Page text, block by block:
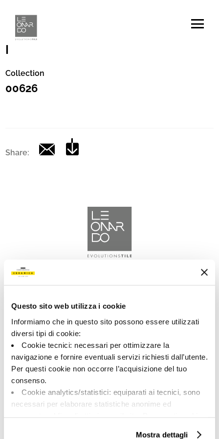
Questo sito web utilizza i cookie
Informiamo che in questo sito possono essere utilizzati
diversi tipi di cookie:
Cookie tecnici: necessari per ottimizzare la
navigazione e fornire eventuali servizi richiesti dall’utente.
Per questi cookie non occorre l’acquisizione del tuo
consenso.
Cookie analytics/statistici: equiparati ai tecnici, sono
necessari per elaborare statistiche anonime ed
Mostra dettagli
Codice
|
Collection
00626
Share:
LEONARDO
COMPANY
COLLECTIONS